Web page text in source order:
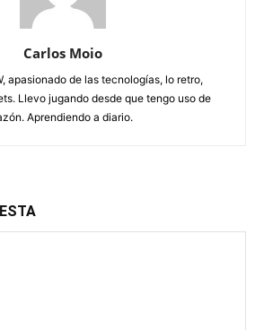
Carlos Moio
apasionado de las tecnologías, lo retro,
Llevo jugando desde que tengo uso de
Aprendiendo a diario.